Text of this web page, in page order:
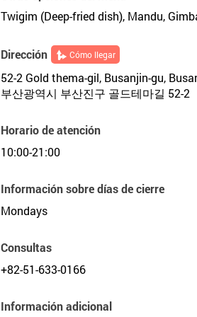
Twigim (Deep-fried dish), Mandu,
Dirección Cómo llegar
52-2 Gold thema-gil, Busanjin-gu,
부산광역시 부산진구 골드테마길 52-2
Horario de atención
10:00-21:00
Información sobre días de cierre
Mondays
Consultas
+82-51-633-0166
Información adicional